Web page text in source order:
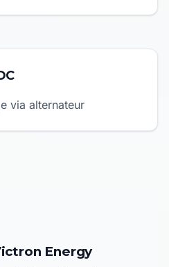
via alternateur
Energy